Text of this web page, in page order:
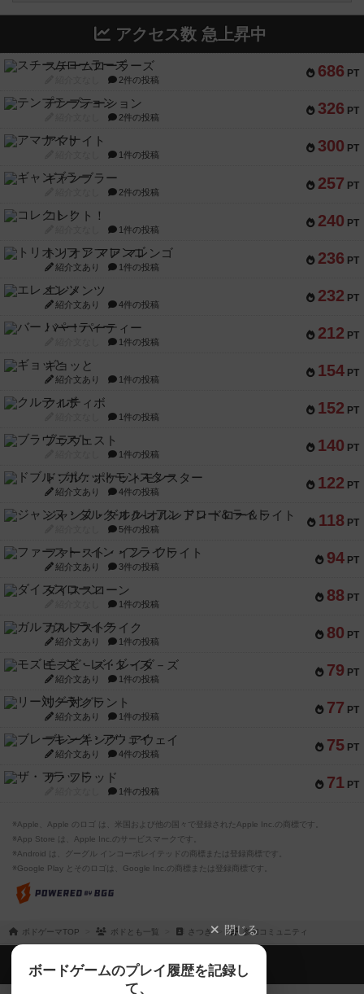
アクセス数 急上昇中
686 PT
スチームローラーズ
2件の投稿
326 PT
テンプテーション
2件の投稿
300 PT
アマナイト
1件の投稿
257 PT
ギャンブラー
2件の投稿
240 PT
コレクト！
1件の投稿
236 PT
トリオンフ ア マレンゴ
紹介文あり 1件の投稿
232 PT
エレメンツ
紹介文あり 4件の投稿
212 PT
バー！パーティー
1件の投稿
154 PT
ギョッと
紹介文あり 1件の投稿
152 PT
クルティボ
1件の投稿
140 PT
ブラヴェスト
1件の投稿
122 PT
ドブル：ポケットモンスター
紹介文あり 4件の投稿
118 PT
ジャンヌ・ダルク-オルレアン ドロー＆ライト
5件の投稿
94 PT
ファースト・イン・フライト
紹介文あり 3件の投稿
88 PT
ダイススローン
1件の投稿
80 PT
ガルフストライク
紹介文あり 1件の投稿
79 PT
モズビ－ズ・レイダ－ズ
紹介文あり 1件の投稿
77 PT
リー対グラント
紹介文あり 1件の投稿
75 PT
ブレーキング・アウェイ
紹介文あり 4件の投稿
71 PT
ザ・フラッド
1件の投稿
※Apple、Apple のロゴ は、米国および他の国々で登録されたApple Inc.の商標です。
※App Store は、Apple Inc.のサービスマークです。
※Android は、グーグル インコーポレイテッドの商標または登録商標です。
※Google Play とそのロゴは、Google Inc.の商標または登録商標です。
ボドゲーマTOP ボドとも一覧 さつき 参加コミュニティ
閉じる
ボードゲームのプレイ履歴を記録し
て、
ボドゲーマTOP